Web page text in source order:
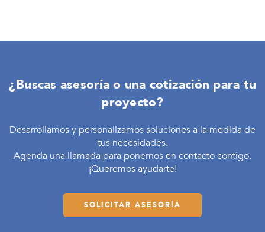
¿Buscas asesoría o una cotización para tu
proyecto?
Desarrollamos y personalizamos soluciones a la medida de
tus necesidades.
Agenda una llamada para ponernos en contacto contigo.
¡Queremos ayudarte!
SOLICITAR ASESORÍA